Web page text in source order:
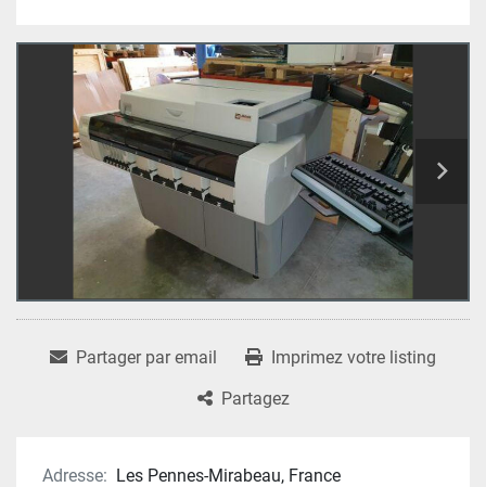
Partager par email
Imprimez votre listing
Partagez
Adresse: Les Pennes-Mirabeau, France